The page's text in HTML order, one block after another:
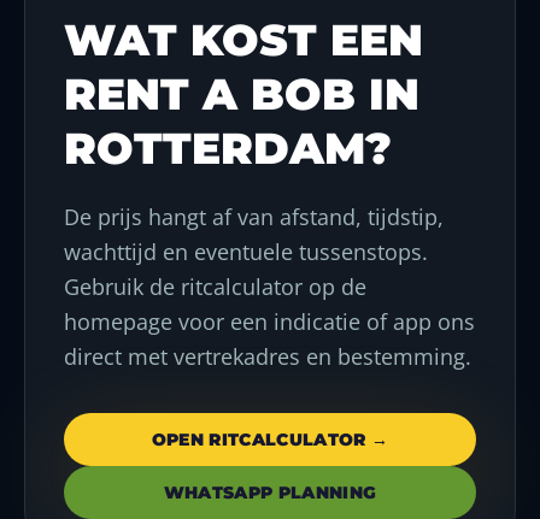
WAT KOST EEN
RENT A BOB IN
ROTTERDAM?
De prijs hangt af van afstand, tijdstip,
wachttijd en eventuele tussenstops.
Gebruik de ritcalculator op de
homepage voor een indicatie of app ons
direct met vertrekadres en bestemming.
OPEN RITCALCULATOR →
WHATSAPP PLANNING